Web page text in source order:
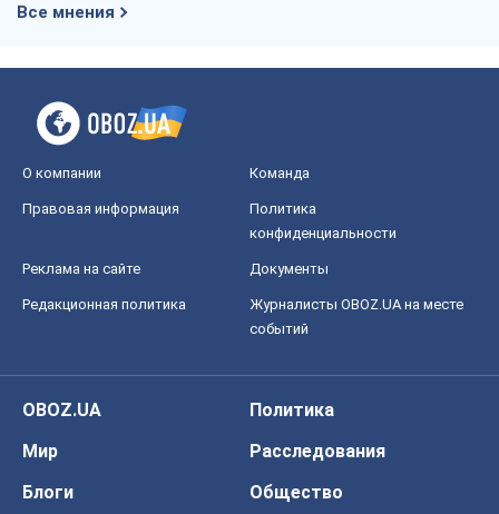
Все мнения
О компании Команда
Правовая информация
Политика
конфиденциальности
Реклама на сайте Документы
Редакционная политика
Журналисты OBOZ.UA на месте
событий
OBOZ.UA
Политика
Мир
Расследования
Блоги
Общество